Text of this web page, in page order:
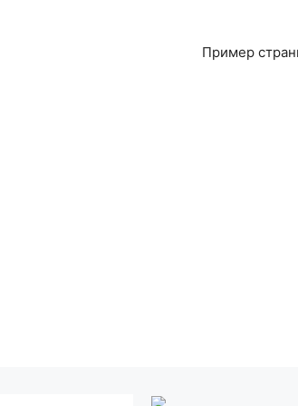
Пример